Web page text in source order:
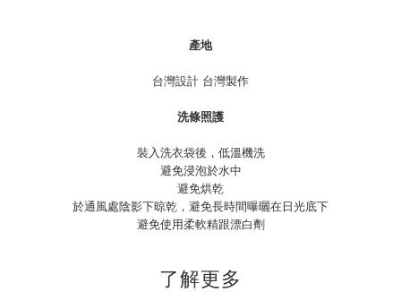
產地
台灣設計 台灣製作
洗條照護
裝入洗衣袋後，低溫機洗
避免浸泡於水中
避免烘乾
於通風處陰影下晾乾，避免長時間曝曬在日光底下
避免使用柔軟精跟漂白劑
了解更多